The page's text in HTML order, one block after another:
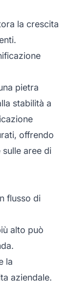
la crescita
pietra
stabilità a
offrendo
aree di
flusso di
alto può
la
aziendale.